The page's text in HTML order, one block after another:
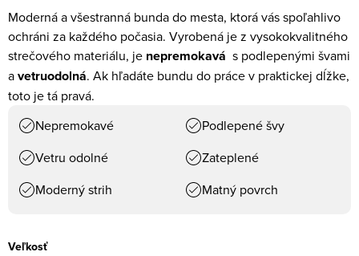
Moderná a všestranná bunda do mesta, ktorá vás spoľahlivo
ochráni za každého počasia. Vyrobená je z vysokokvalitného
strečového materiálu, je nepremokavá s podlepenými švami
avetruodolná. Ak hľadáte bundu do práce v praktickej dĺžke,
toto je tá pravá.
Nepremokavé
Podlepené švy
Vetru odolné
Zateplené
Moderný strih
Matný povrch
Veľkosť